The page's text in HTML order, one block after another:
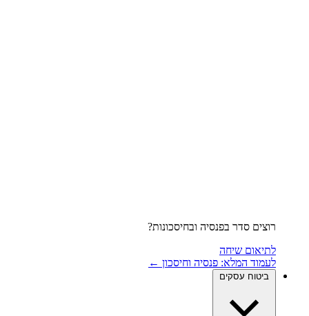
רוצים סדר בפנסיה ובחיסכונות?
לתיאום שיחה
לעמוד המלא: פנסיה וחיסכון ←
ביטוח עסקים